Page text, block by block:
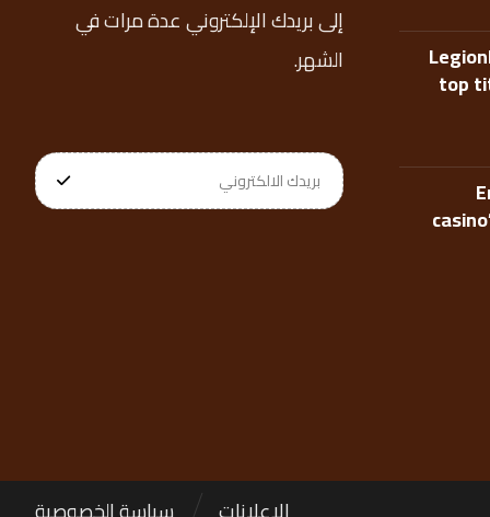
top
إلى بريدك الإلكتروني عدة مرات في
الشهر.